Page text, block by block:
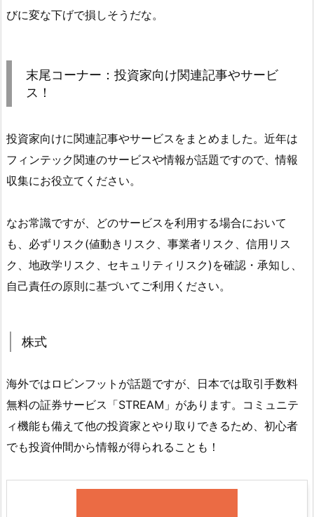
びに変な下げで損しそうだな。
末尾コーナー：投資家向け関連記事やサービ
ス！
投資家向けに関連記事やサービスをまとめました。近年は
フィンテック関連のサービスや情報が話題ですので、情報
収集にお役立てください。
なお常識ですが、どのサービスを利用する場合において
も、必ずリスク(値動きリスク、事業者リスク、信用リス
ク、地政学リスク、セキュリティリスク)を確認・承知し、
自己責任の原則に基づいてご利用ください。
株式
海外ではロビンフットが話題ですが、日本では取引手数料
無料の証券サービス「STREAM」があります。コミュニテ
ィ機能も備えて他の投資家とやり取りできるため、初心者
でも投資仲間から情報が得られることも！